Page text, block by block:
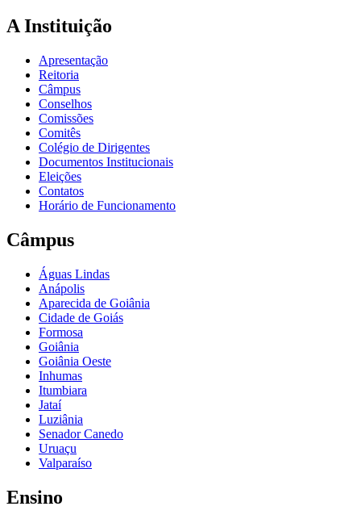
A Instituição
Apresentação
Reitoria
Câmpus
Conselhos
Comissões
Comitês
Colégio de Dirigentes
Documentos Institucionais
Eleições
Contatos
Horário de Funcionamento
Câmpus
Águas Lindas
Anápolis
Aparecida de Goiânia
Cidade de Goiás
Formosa
Goiânia
Goiânia Oeste
Inhumas
Itumbiara
Jataí
Luziânia
Senador Canedo
Uruaçu
Valparaíso
Ensino